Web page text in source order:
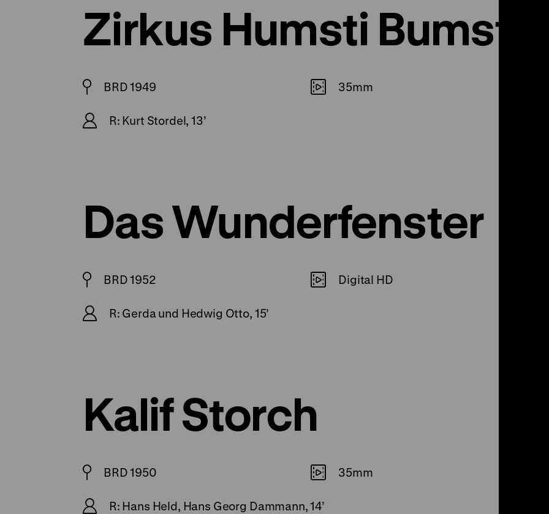
Zirkus Humsti Bumsti
BRD 1949 35mm
R: Kurt Stordel, 13’
Das Wunderfenster
BRD 1952 Digital HD
R: Gerda und Hedwig Otto, 15’
Kalif Storch
BRD 1950 35mm
R: Hans Held, Hans Georg Dammann, 14’